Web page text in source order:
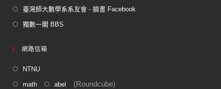
臺灣師大數學系系友會 - 臉書 Facebook
獨數一閣 BBS
網路信箱
NTNU
math abel (Roundcube)